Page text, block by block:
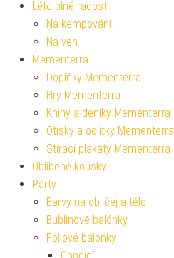
Léto plné radosti
Na kempování
Na ven
Mementerra
Doplňky Mementerra
Hry Mementerra
Knihy a deníky Mementerra
Otisky a odlitky Mementerra
Stírací plakáty Mementerra
Oblíbené kousky
Párty
Barvy na obličej a tělo
Bublinové balónky
Fóliové balónky